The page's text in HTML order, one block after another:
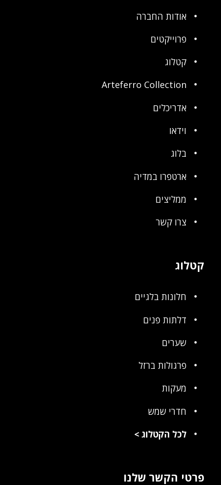
אודות החברה
פרוייקטים
קטלוג
Arteferro Collection
אדריכלים
וידאו
בלוג
ארטפרו במדיה
ממליצים
צרו קשר
קטלוג
חלונות בלגיים
דלתות פנים
שערים
פרגולות ברזל
מעקות
חדרי שמש
לכל הקטלוג>
פרטי הקשר שלנו